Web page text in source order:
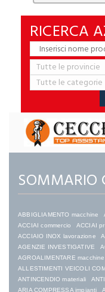
RICERCA
SOMMARIO
ABBIGLIAMENTO macchine
ACCIAI commercio
ACCIAI
ACCIAIO INOX lavorazione
AGENZIE INVESTIGATIVE
AGROALIMENTARE macchine
ALLESTIMENTI VEICOLI
ANTINCENDIO materiali
ARIA COMPRESSA impianti